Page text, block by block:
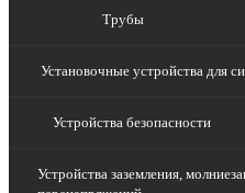
Трубы
Установочные устройства для
Устройства безопасности
Устройства заземления,